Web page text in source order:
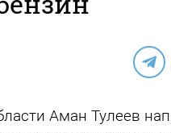
Аман Тулеев